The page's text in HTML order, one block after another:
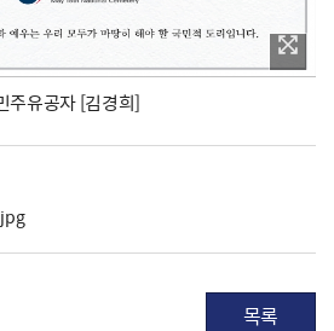
주유공자 [김경희]
목록